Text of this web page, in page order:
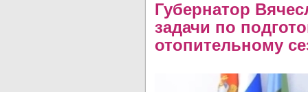
Губернатор
задачи по
отопительному